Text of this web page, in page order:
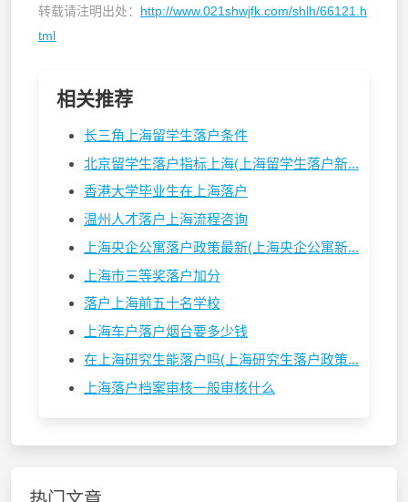
转载请注明出处： http://www.021shwjfk.com/shlh/66121.h
tml
相关推荐
长三角上海留学生落户条件
北京留学生落户指标上海(上海留学生落户新...
香港大学毕业生在上海落户
温州人才落户上海流程咨询
上海央企公寓落户政策最新(上海央企公寓新...
上海市三等奖落户加分
落户上海前五十名学校
上海车户落户烟台要多少钱
在上海研究生能落户吗(上海研究生落户政策...
上海落户档案审核一般审核什么